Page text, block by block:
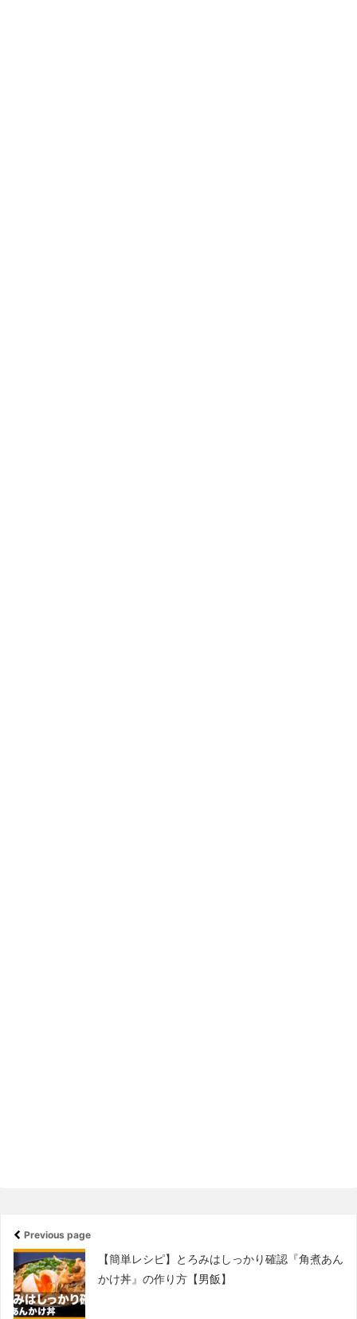
Previous page
【簡単レシピ】とろみはしっかり確認『角煮あん
かけ丼』の作り方【男飯】